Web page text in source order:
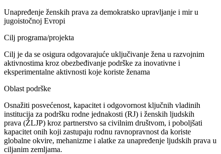
Unapređenje ženskih prava za demokratsko upravljanje i mir u
jugoistočnoj Evropi
Cilj programa/projekta
Cilj je da se osigura odgovarajuće uključivanje žena u razvojnim
aktivnostima kroz obezbeđivanje podrške za inovativne i
eksperimentalne aktivnosti koje koriste ženama
Oblast podrške
Osnažiti posvećenost, kapacitet i odgovornost ključnih vladinih
institucija za podršku rodne jednakosti (RJ) i ženskih ljudskih
prava (ŽLJP) kroz partnerstvo sa civilnim društvom, i poboljšati
kapacitet onih koji zastupaju rodnu ravnopravnost da koriste
globalne okvire, mehanizme i alatke za unapređenje ljudskih prava u
ciljanim zemljama.